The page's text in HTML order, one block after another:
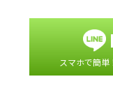
スマホで簡単